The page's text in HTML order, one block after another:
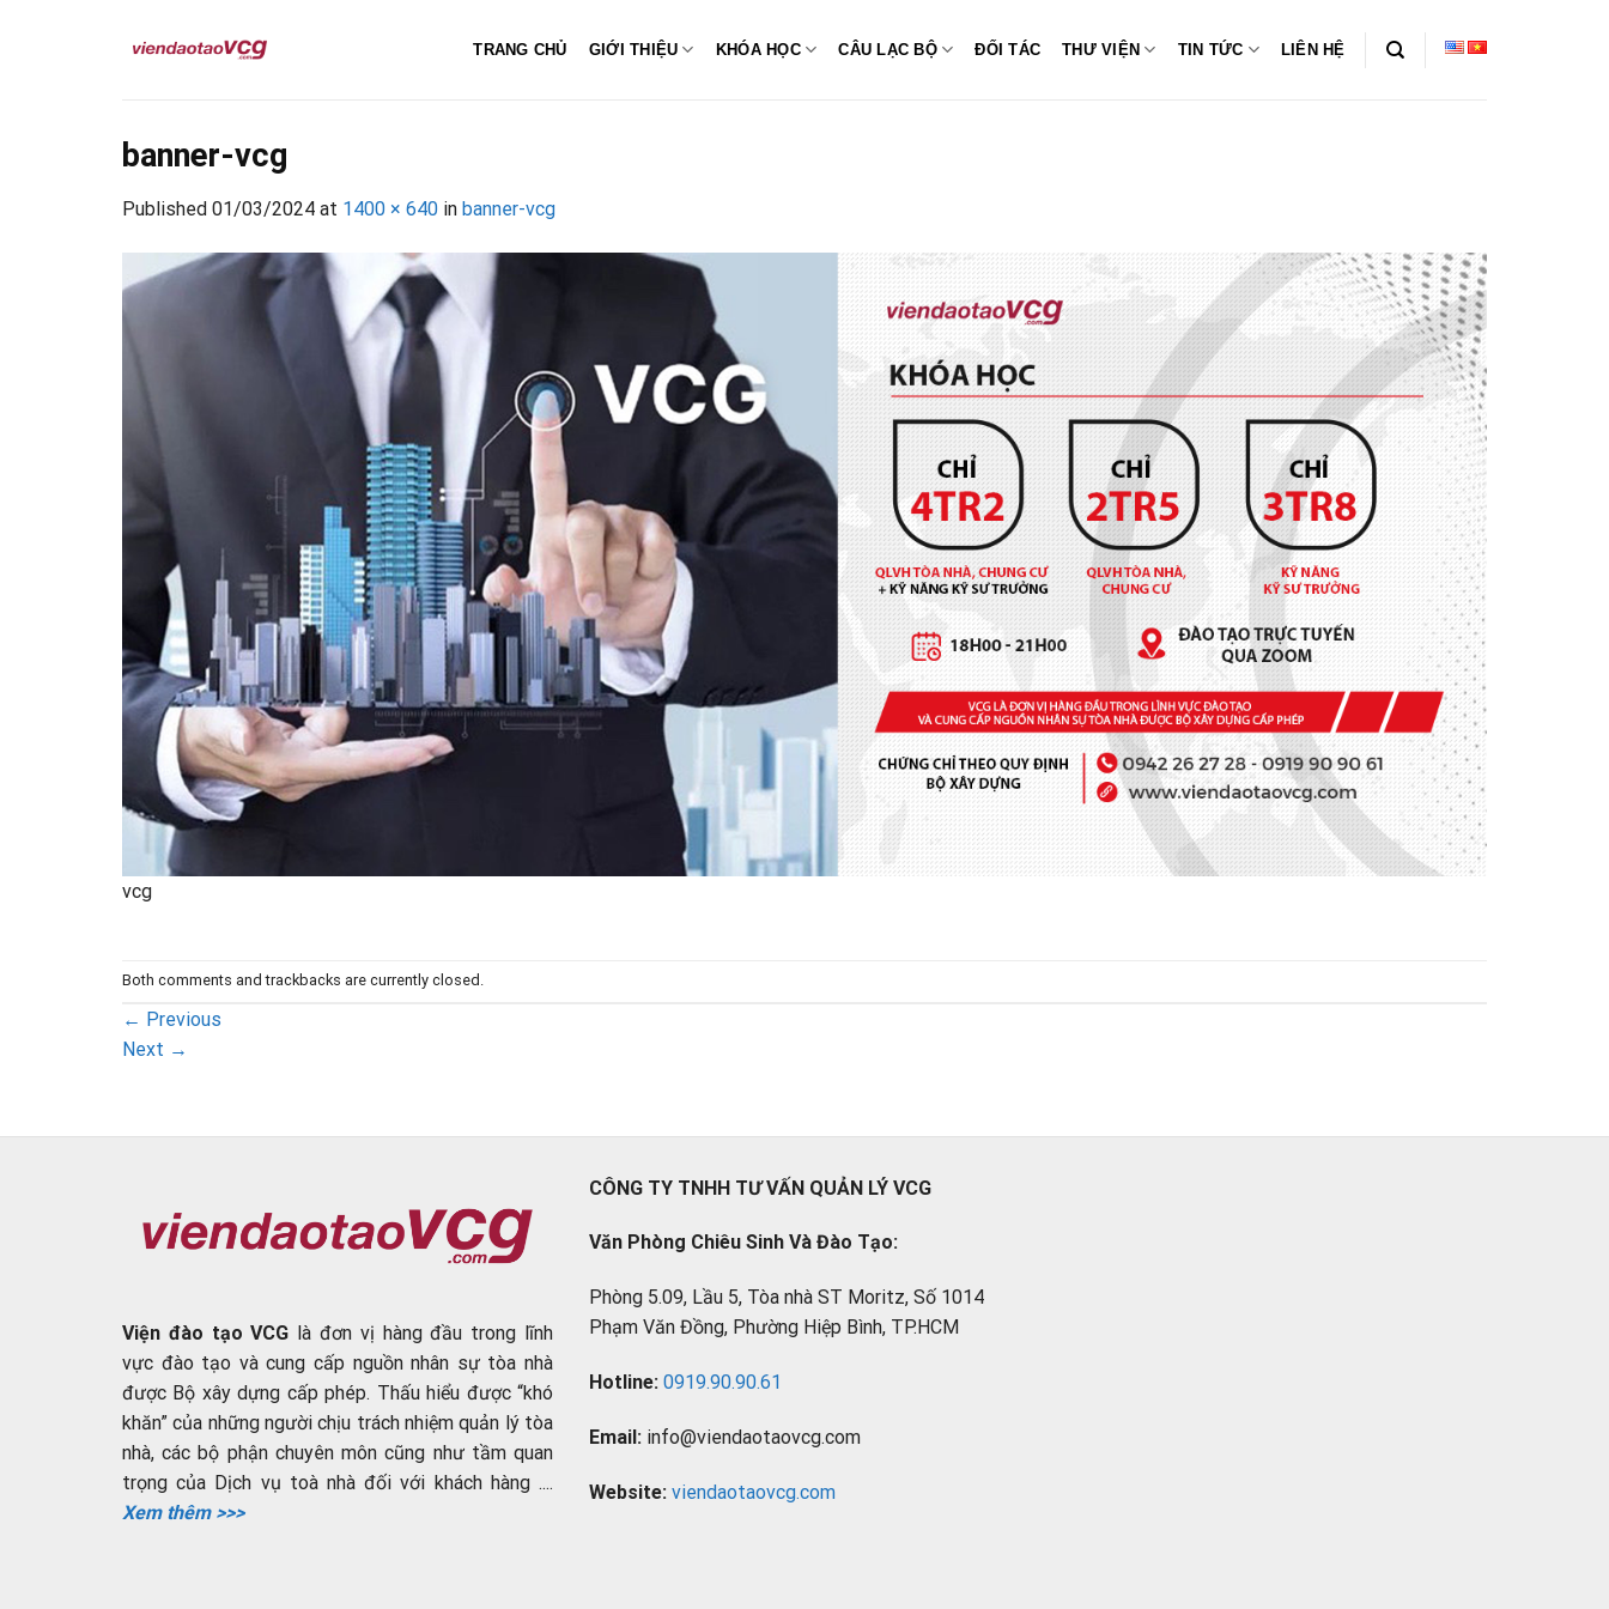
TRANG CHỦ GIỚI THIỆU KHÓA HỌC CÂU LẠC BỘ ĐỐI TÁC THƯ VIỆN TIN TỨC LIÊN HỆ
banner-vcg
Published 01/03/2024 at 1400 × 640 in banner-vcg
vcg
Both comments and trackbacks are currently closed.
← Previous
Next →
Viện đào tạo VCG là đơn vị hàng đầu trong lĩnh
vực đào tạo và cung cấp nguồn nhân sự tòa nhà
được Bộ xây dựng cấp phép. Thấu hiểu được “khó
khăn” của những người chịu trách nhiệm quản lý tòa
nhà, các bộ phận chuyên môn cũng như tầm quan
trọng của Dịch vụ toà nhà đối với khách hàng ....
Xem thêm >>>
CÔNG TY TNHH TƯ VẤN QUẢN LÝ VCG
Văn Phòng Chiêu Sinh Và Đào Tạo:
Phòng 5.09, Lầu 5, Tòa nhà ST Moritz, Số 1014
Phạm Văn Đồng, Phường Hiệp Bình, TP.HCM
Hotline: 0919.90.90.61
Email: info@viendaotaovcg.com
Website: viendaotaovcg.com